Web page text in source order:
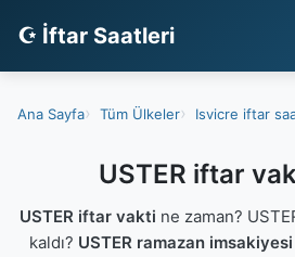
☪ İftar Saatleri
Ana Sayfa Tüm Ülkeler Isvicre iftar
USTER iftar
USTER iftar vakti ne zaman?
kaldı? USTER ramazan imsakiyesi